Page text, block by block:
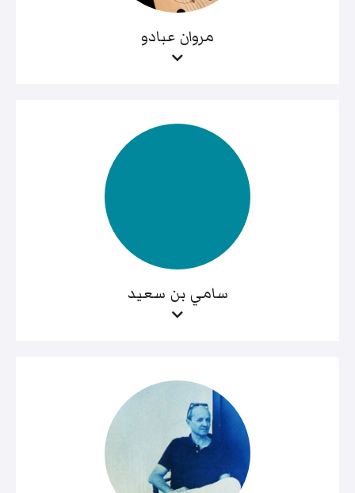
مروان عبادو
سامي بن سعيد